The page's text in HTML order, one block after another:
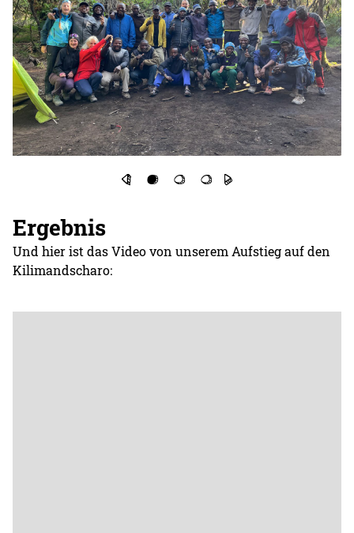
Ergebnis
Und hier ist das Video von unserem Aufstieg auf den
Kilimandscharo: